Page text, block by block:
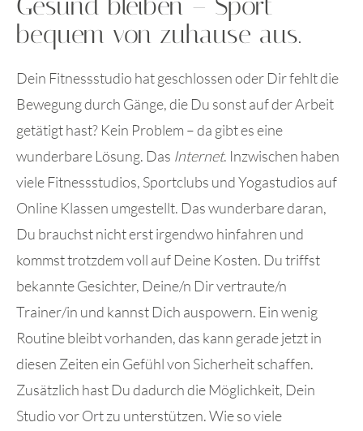
bequem von zuhause aus.
Dein Fitnessstudio hat geschlossen oder Dir fehlt die
Bewegung durch Gänge, die Du sonst auf der Arbeit
getätigt hast? Kein Problem – da gibt es eine
wunderbare Lösung. Das Internet. Inzwischen haben
viele Fitnessstudios, Sportclubs und Yogastudios auf
Online Klassen umgestellt. Das wunderbare daran,
Du brauchst nicht erst irgendwo hinfahren und
kommst trotzdem voll auf Deine Kosten. Du triffst
bekannte Gesichter, Deine/n Dir vertraute/n
Trainer/in und kannst Dich auspowern. Ein wenig
Routine bleibt vorhanden, das kann gerade jetzt in
diesen Zeiten ein Gefühl von Sicherheit schaffen.
Zusätzlich hast Du dadurch die Möglichkeit, Dein
Studio vor Ort zu unterstützen. Wie so viele